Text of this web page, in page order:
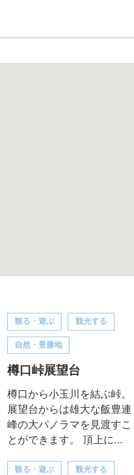
観る・遊ぶ 観光する
自然・景勝地
樽口峠展望台
樽口から小玉川を結ぶ峠。
展望台からは雄大な飯豊連
峰の大パノラマを見渡すこ
とができます。 頂上に...
観る・遊ぶ 観光する